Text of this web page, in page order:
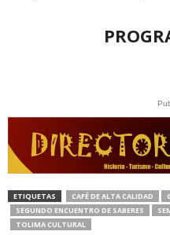
ETIQUETAS CAFÉ DE ALTA CALIDAD
SEGUNDO ENCUENTRO DE SABERES
TOLIMA CULTURAL